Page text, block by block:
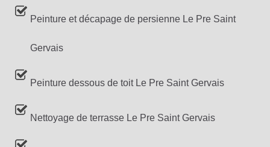
Peinture et décapage de persienne Le Pre Saint
Gervais
Peinture dessous de toit Le Pre Saint Gervais
Nettoyage de terrasse Le Pre Saint Gervais